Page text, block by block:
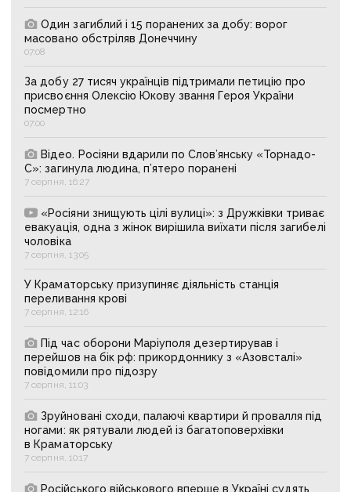
Один загиблий і 15 поранених за добу: ворог
масовано обстріляв Донеччину
07:08
За добу 27 тисяч українців підтримали петицію про
присвоєння Олексію Юкову звання Героя України
посмертно
07:00
Відео. Росіяни вдарили по Слов’янську «Торнадо-
С»: загинула людина, п’ятеро поранені
7 серпня, 16:27
«Росіяни знищують цілі вулиці»: з Дружківки триває
евакуація, одна з жінок вирішила виїхати після загибелі
чоловіка
7 серпня, 13:05
У Краматорську призупиняє діяльність станція
переливання крові
7 серпня, 12:16
Під час оборони Маріуполя дезертирував і
перейшов на бік рф: прикордоннику з «Азовсталі»
повідомили про підозру
7 серпня, 11:03
Зруйновані сходи, палаючі квартири й провалля під
ногами: як рятували людей із багатоповерхівки
в Краматорську
7 серпня, 10:17
Російського військового вперше в Україні судять